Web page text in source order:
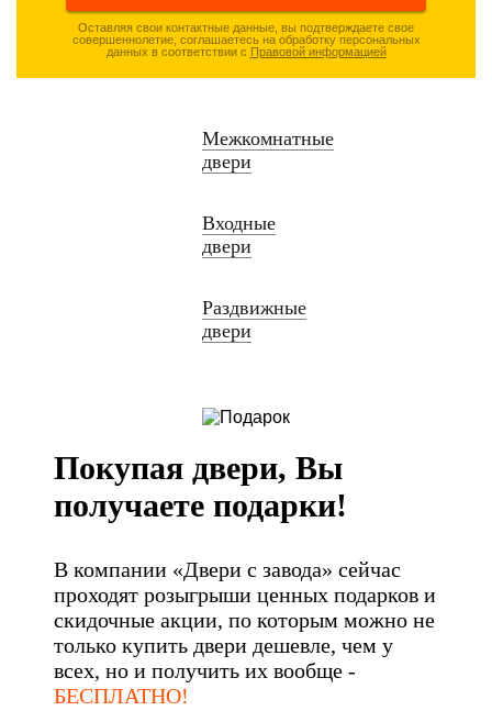
Оставляя свои контактные данные, вы подтверждаете свое
совершеннолетие, соглашаетесь на обработку персональных
данных в соответствии с Правовой информацией
Межкомнатные
двери
Входные
двери
Раздвижные
двери
Покупая двери, Вы
получаете подарки!
В компании «Двери с завода» сейчас
проходят розыгрыши ценных подарков и
скидочные акции, по которым можно не
только купить двери дешевле, чем у
всех, но и получить их вообще -
БЕСПЛАТНО!